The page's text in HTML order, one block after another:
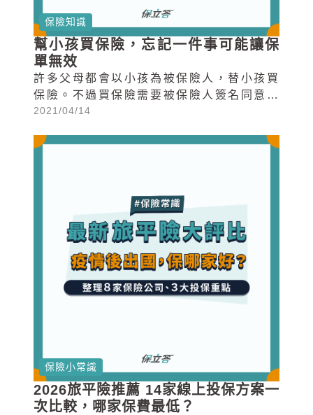
保險知識
幫小孩買保險，忘記一件事可能讓保
單無效
許多父母都會以小孩為被保險人，替小孩買
保險。不過買保險需要被保險人簽名同意，
否則無效，小孩這麼小哪懂這些...
2021/04/14
保險小常識
2026旅平險推薦 14家線上投保方案一
次比較，哪家保費最低？